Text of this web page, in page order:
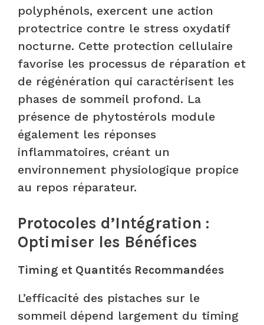
polyphénols, exercent une action
protectrice contre le stress oxydatif
nocturne. Cette protection cellulaire
favorise les processus de réparation et
de régénération qui caractérisent les
phases de sommeil profond. La
présence de phytostérols module
également les réponses
inflammatoires, créant un
environnement physiologique propice
au repos réparateur.
Protocoles d’Intégration :
Optimiser les Bénéfices
Timing et Quantités Recommandées
L’efficacité des pistaches sur le
sommeil dépend largement du timing